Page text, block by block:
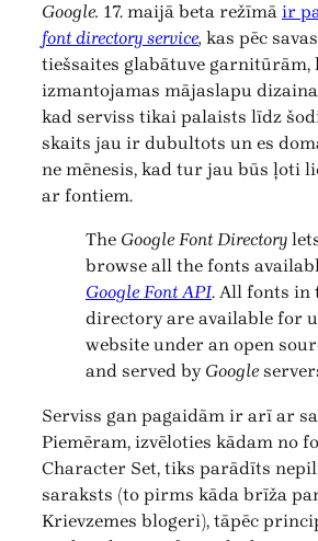
Google. 17. maijā beta režīmā ir
font directory service, kas pēc
tiešsaites glabātuve
izmantojamas mājaslapu
kad serviss tikai palaists līdz
skaits jau ir dubultots un es
ne mēnesis, kad tur jau būs ļoti
ar fontiem.
The Google Font Directory
browse all the fonts
Google Font API. All fonts in
directory are available for
website under an open
and served by Google
Serviss gan pagaidām ir arī ar
Piemēram, izvēloties kādam no
Character Set, tiks parādīts
saraksts (to pirms kāda brīža
Krievzemes blogeri), tāpēc